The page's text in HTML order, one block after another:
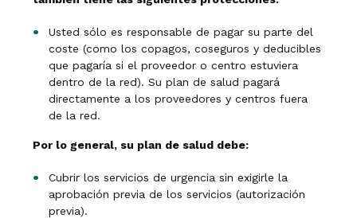
Usted sólo es responsable de pagar su parte del
coste (como los copagos, coseguros y deducibles
que pagaría si el proveedor o centro estuviera
dentro de la red). Su plan de salud pagará
directamente a los proveedores y centros fuera
de la red.
Por lo general, su plan de salud debe:
Cubrir los servicios de urgencia sin exigirle la
aprobación previa de los servicios (autorización
previa).